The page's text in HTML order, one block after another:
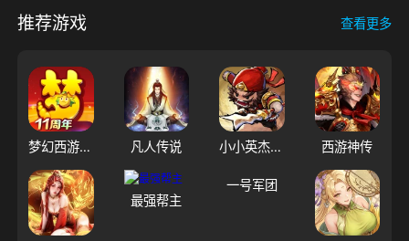
推荐游戏 查看更多
梦幻西游（大陆服） 凡人传说 小小英杰：合战天下 西游神传
最强帮主
一号军团